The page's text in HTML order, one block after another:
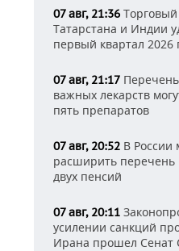
07 авг, 21:36
Татарстана и Индии
первый квартал 2026
07 авг, 21:17
важных лекарств
пять препаратов
07 авг, 20:52 В России
расширить перечень
двух пенсий
07 авг, 20:11
усилении санкций
Ирана прошел